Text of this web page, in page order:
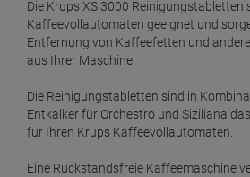
Die Krups XS 3000 Reinigungstabletten
Kaffeevollautomaten geeignet und
Entfernung von Kaffeefetten und
aus Ihrer Maschine.
Die Reinigungstabletten sind in
Entkalker für Orchestro und Siziliana
für Ihren Krups Kaffeevollautomaten.
Eine Rückstandsfreie Kaffeemaschine